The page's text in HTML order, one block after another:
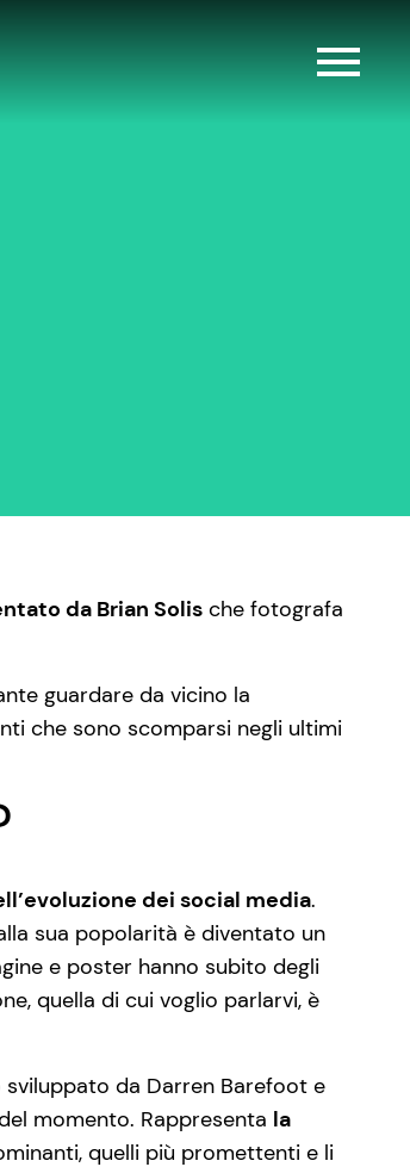
da Brian Solis che fotografa
guardare da vicino la
che sono scomparsi negli ultimi
dei social media.
sua popolarità è diventato un
e poster hanno subito degli
quella di cui voglio parlarvi, è
sviluppato da Darren Barefoot e
momento. Rappresenta la
quelli più promettenti e li